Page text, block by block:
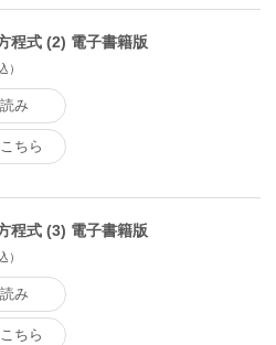
程式 (2) 電子書籍版
）
み
ちら
程式 (3) 電子書籍版
）
み
ちら